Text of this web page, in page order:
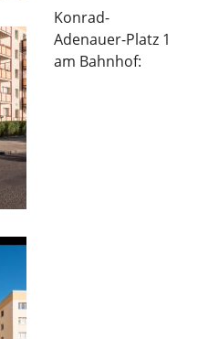
Konrad-
Adenauer-Platz 1
am Bahnhof: